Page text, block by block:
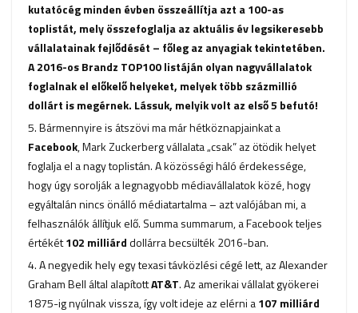
kutatócég minden évben összeállítja azt a 100-as
toplistát, mely összefoglalja az aktuális év legsikeresebb
vállalatainak fejlődését – főleg az anyagiak tekintetében.
A 2016-os Brandz TOP100 listáján olyan nagyvállalatok
foglalnak el előkelő helyeket, melyek több százmillió
dollárt is megérnek. Lássuk, melyik volt az első 5 befutó!
5. Bármennyire is átszövi ma már hétköznapjainkat a
Facebook, Mark Zuckerberg vállalata „csak” az ötödik helyet
foglalja el a nagy toplistán. A közösségi háló érdekessége,
hogy úgy sorolják a legnagyobb médiavállalatok közé, hogy
egyáltalán nincs önálló médiatartalma – azt valójában mi, a
felhasználók állítjuk elő. Summa summarum, a Facebook teljes
értékét102 milliárddollárra becsülték 2016-ban.
4. A negyedik hely egy texasi távközlési cégé lett, az Alexander
Graham Bell által alapítottAT&T. Az amerikai vállalat gyökerei
1875-ig nyúlnak vissza, így volt ideje az elérni a107 milliárd